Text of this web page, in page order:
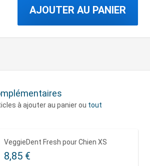
AJOUTER AU PANIER
à ajouter au panier ou tout
VeggieDent Fresh pour Chien XS
8,85 €